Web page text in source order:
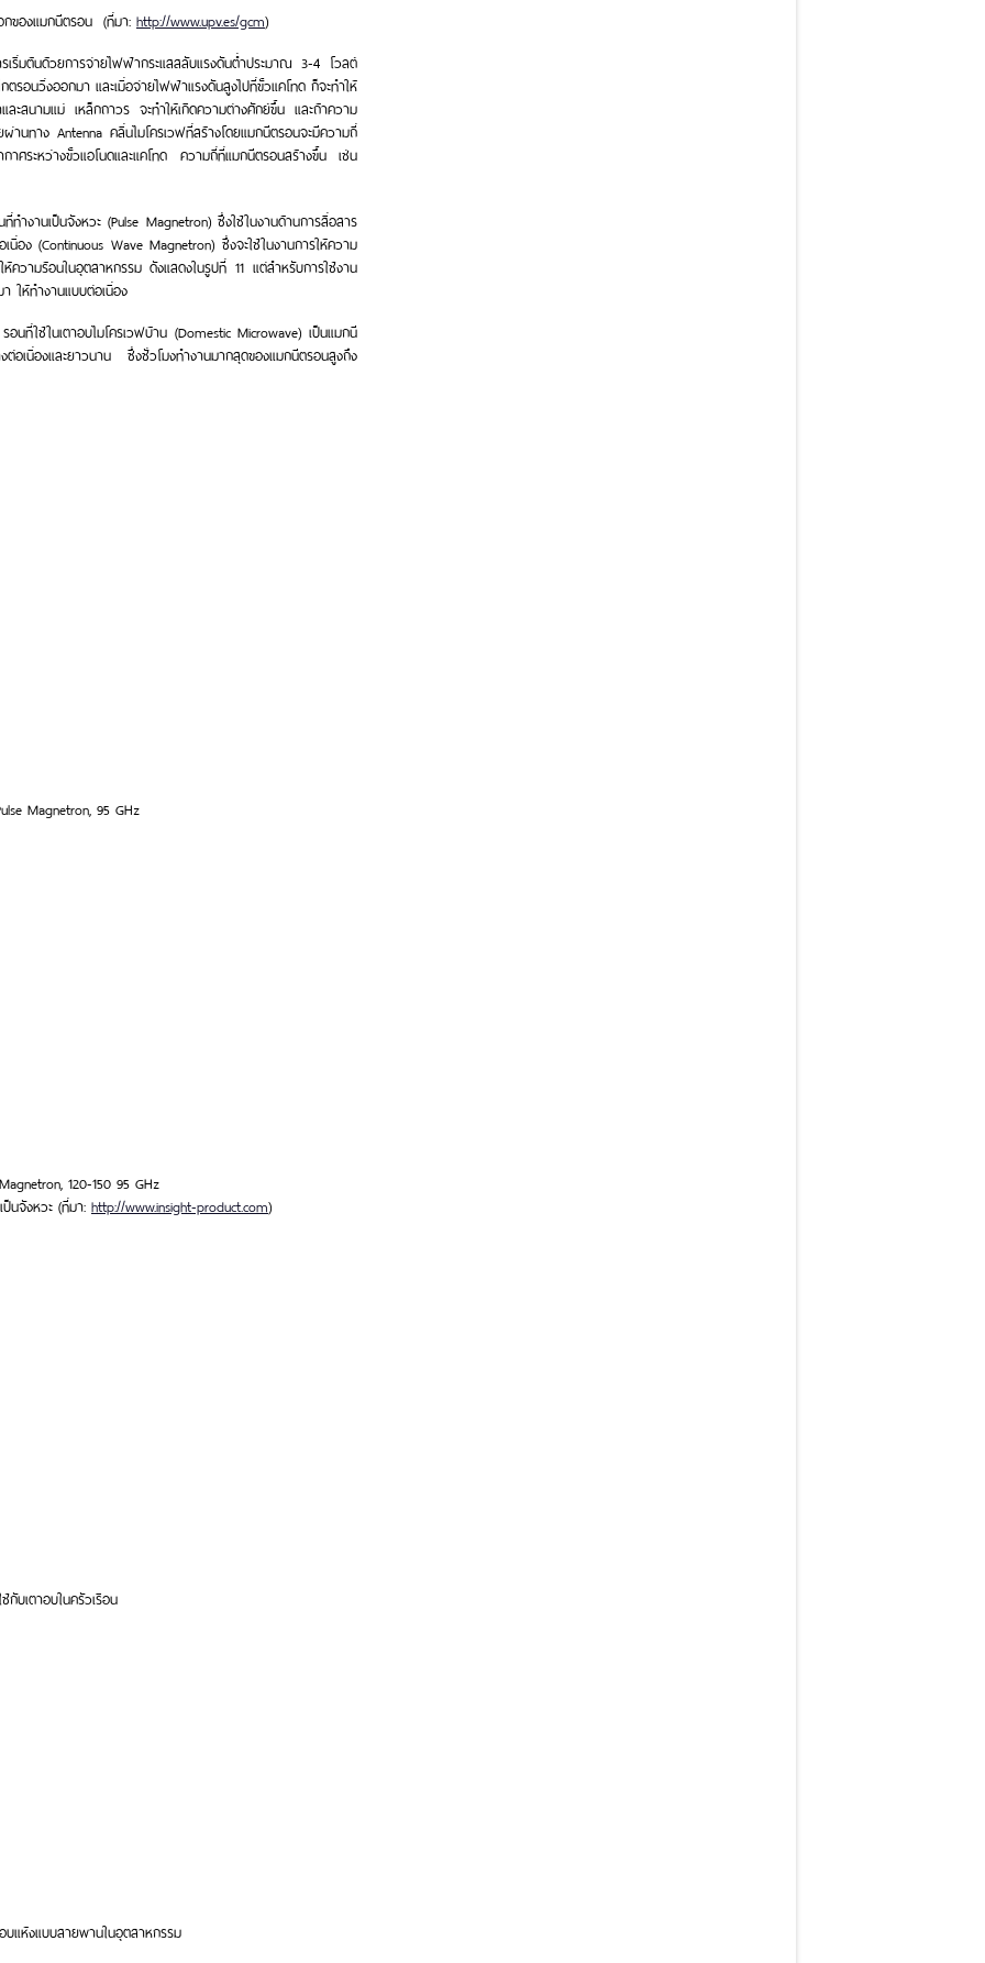
กของแมกนีตรอน (ที่มา: http://www.upv.es/gcm)
เริ่มต้นด้วยการจ่ายไฟฟ้ากระแสสลับแรงดันต่ำประมาณ 3-4 โวลต์
รอนวิ่งออกมา และเมื่อจ่ายไฟฟ้าแรงดันสูงไปที่ขั้วแคโทด ก็จะทำให้
ะสนามแม่ เหล็กถาวร จะทำให้เกิดความต่างศักย์ขึ้น และถ้าความ
านทาง Antenna คลื่นไมโครเวฟที่สร้างโดยแมกนีตรอนจะมีความถี่
ศระหว่างขั้วแอโนดและแคโทด ความถี่ที่แมกนีตรอนสร้างขึ้น เช่น
ำงานเป็นจังหวะ (Pulse Magnetron) ซึ่งใช้ในงานด้านการสื่อสาร
อง (Continuous Wave Magnetron) ซึ่งจะใช้ในงานการให้ความ
ความร้อนในอุตสาหกรรม ดังแสดงในรูปที่ 11 แต่สำหรับการใช้งาน
ให้ทำงานแบบต่อเนื่อง
นที่ใช้ในเตาอบไมโครเวฟบ้าน (Domestic Microwave) เป็นแมกนี
อเนื่องและยาวนาน ซึ่งชั่วโมงทำงานมากสุดของแมกนีตรอนสูงถึง
Magnetron, 95 GHz
120-150 95 GHz
นจังหวะ (ที่มา: http://www.insight-product.com)
กับเตาอบในครัวเรือน
บแห้งแบบสายพานในอุตสาหกรรม